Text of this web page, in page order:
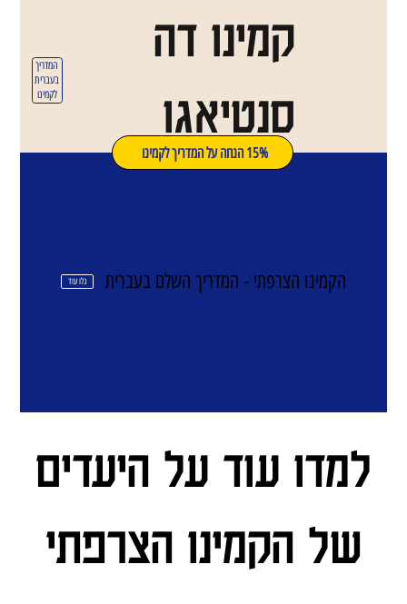
המדריך
בעברית
לקמינו
קמינו דה
סנטיאגו
15% הנחה על המדריך לקמינו
למדו עוד על היעדים
של הקמינו הצרפתי
גלו עוד הקמינו הצרפתי - המדריך השלם בעברית